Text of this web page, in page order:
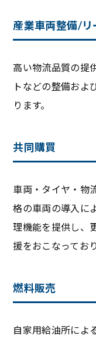
産業車両整備/リ
高い物流品質の提
トなどの整備およ
ります。
共同購買
車両・タイヤ・物
格の車両の導入に
理機能を提供し、
援をおこなっており
燃料販売
自家用給油所によ